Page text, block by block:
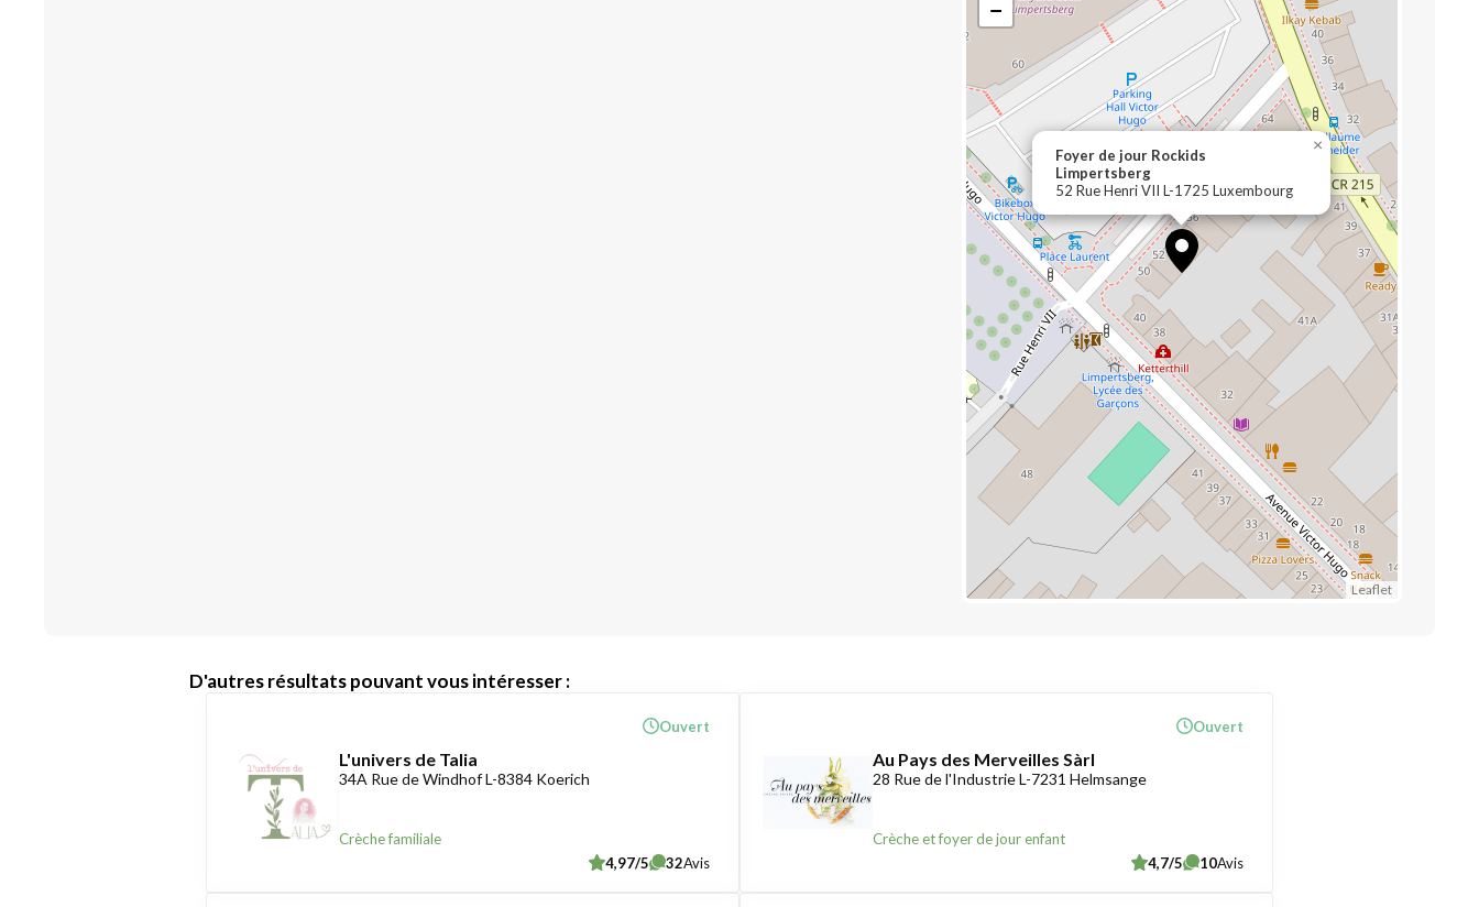
Foyer de jour Rockids
Limpertsberg
52 Rue Henri VII L-1725 Luxembourg
×
−
Leaflet
D'autres résultats pouvant vous intéresser :
L'univers de Talia
34A Rue de Windhof L-8384 Koerich
Crèche familiale
Ouvert
4,97/5 32Avis
Au Pays des Merveilles Sàrl
28 Rue de l'Industrie L-7231 Helmsange
Crèche et foyer de jour enfant
Ouvert
4,7/5 10Avis